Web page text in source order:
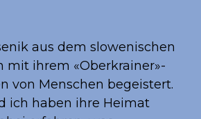
aus dem slowenischen
mit ihrem «Oberkrainer»-
von Menschen begeistert.
ich haben ihre Heimat